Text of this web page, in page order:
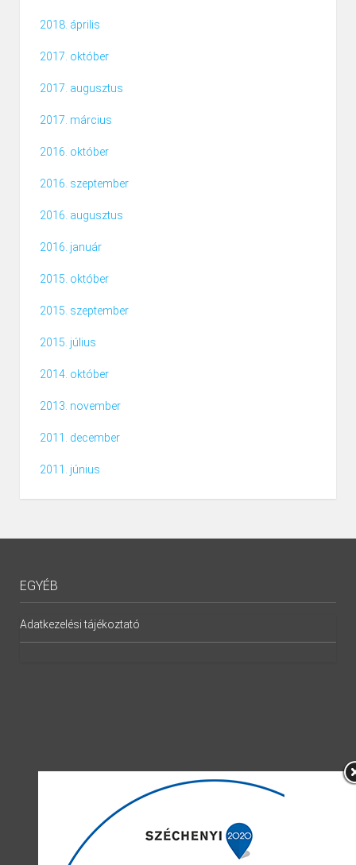
2018. április
2017. október
2017. augusztus
2017. március
2016. október
2016. szeptember
2016. augusztus
2016. január
2015. október
2015. szeptember
2015. július
2014. október
2013. november
2011. december
2011. június
EGYÉB
Adatkezelési tájékoztató